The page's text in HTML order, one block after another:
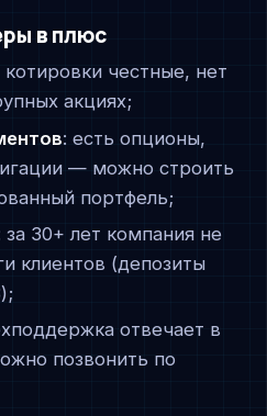
в плюс
котировки честные, нет
акциях;
: есть опционы,
— можно строить
портфель;
за 30+ лет компания не
клиентов (депозиты
отвечает в
позвонить по